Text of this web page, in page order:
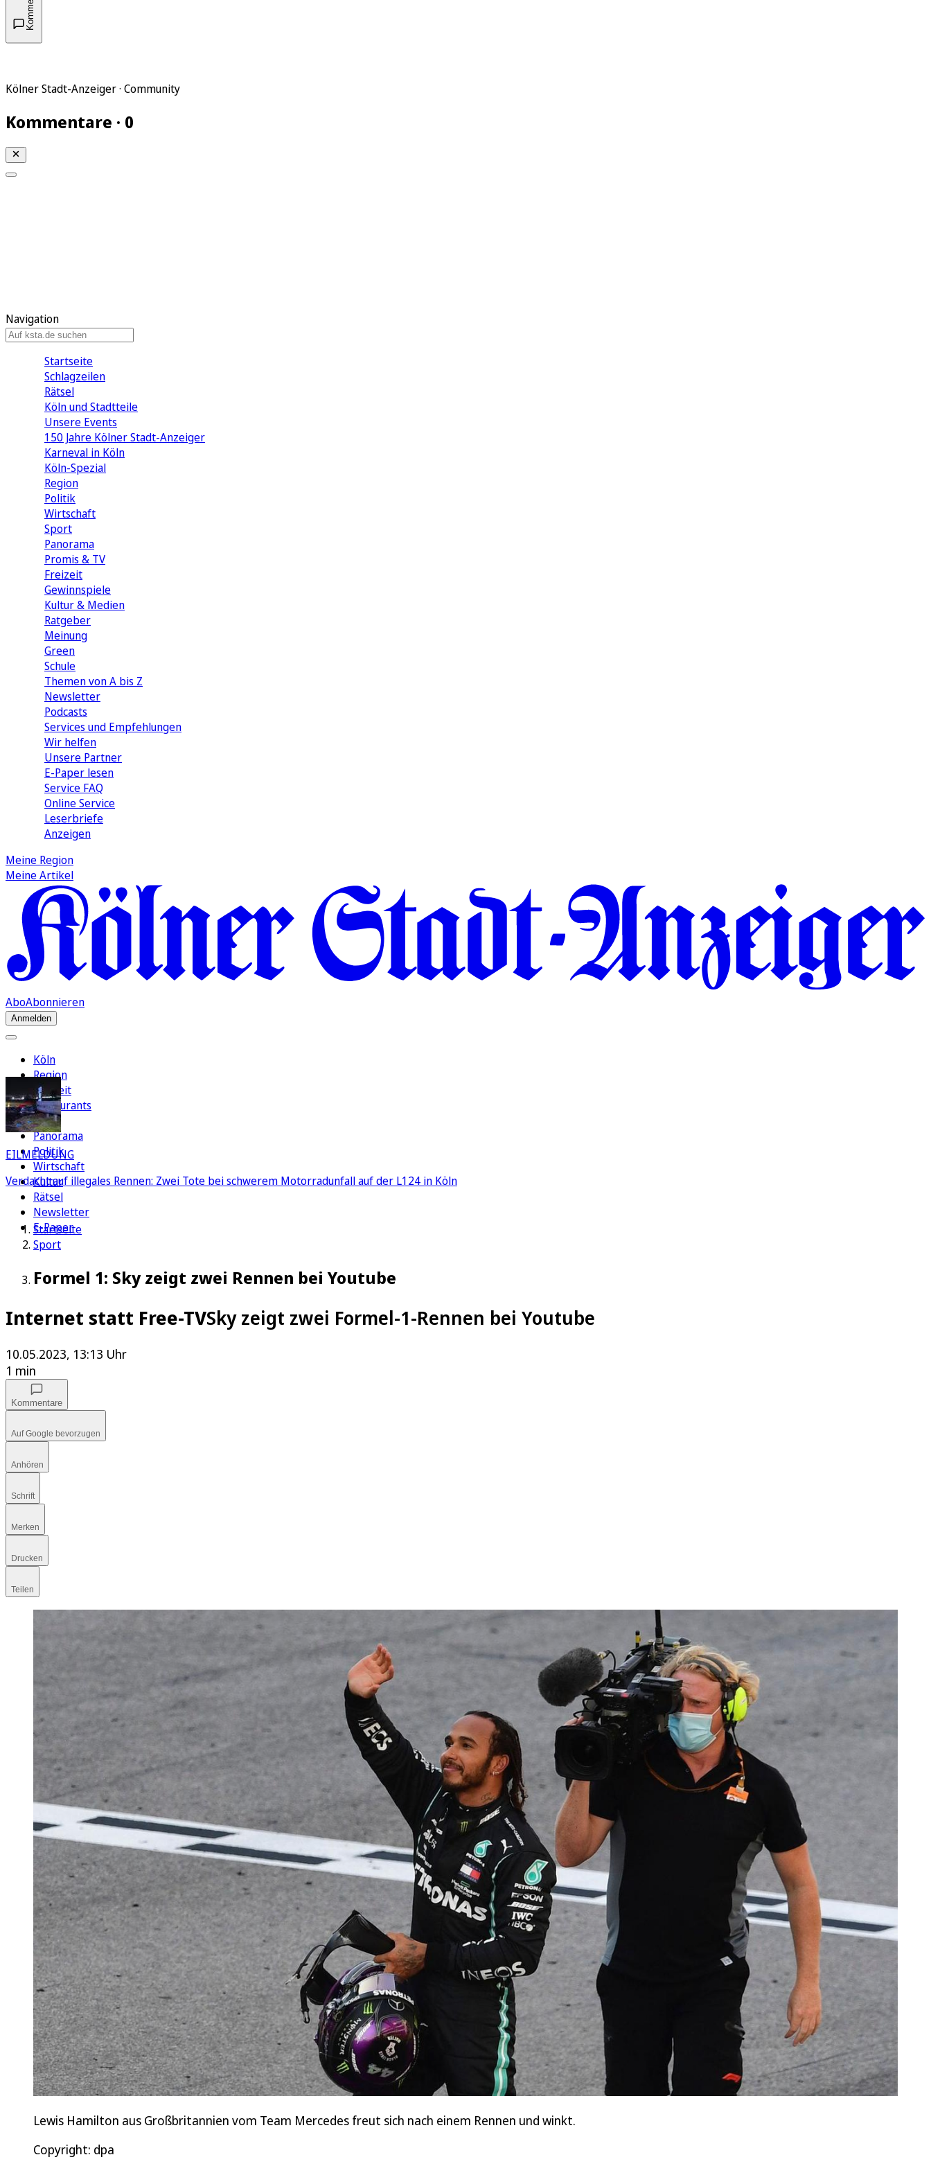
Kölner Stadt-Anzeiger · Community
Kommentare · 0
Navigation
Startseite
Schlagzeilen
Rätsel
Köln und Stadtteile
Unsere Events
150 Jahre Kölner Stadt-Anzeiger
Karneval in Köln
Köln-Spezial
Region
Politik
Wirtschaft
Sport
Panorama
Promis & TV
Freizeit
Gewinnspiele
Kultur & Medien
Ratgeber
Meinung
Green
Schule
Themen von A bis Z
Newsletter
Podcasts
Services und Empfehlungen
Wir helfen
Unsere Partner
E-Paper lesen
Service FAQ
Online Service
Leserbriefe
Anzeigen
Meine Region
Meine Artikel
AboAbonnieren
Anmelden
Köln
Region
Freizeit
Restaurants
FC
Panorama
Politik
Wirtschaft
Kultur
Rätsel
Newsletter
E-Paper
EILMELDUNG
Verdacht auf illegales Rennen: Zwei Tote bei schwerem Motorradunfall auf der L124 in Köln
Startseite
Sport
Formel 1: Sky zeigt zwei Rennen bei Youtube
Internet statt Free-TVSky zeigt zwei Formel-1-Rennen bei Youtube
10.05.2023, 13:13 Uhr
1 min
Kommentare
Auf Google bevorzugen
Anhören
Schrift
Merken
Drucken
Teilen
Lewis Hamilton aus Großbritannien vom Team Mercedes freut sich nach einem Rennen und winkt.
Copyright: dpa